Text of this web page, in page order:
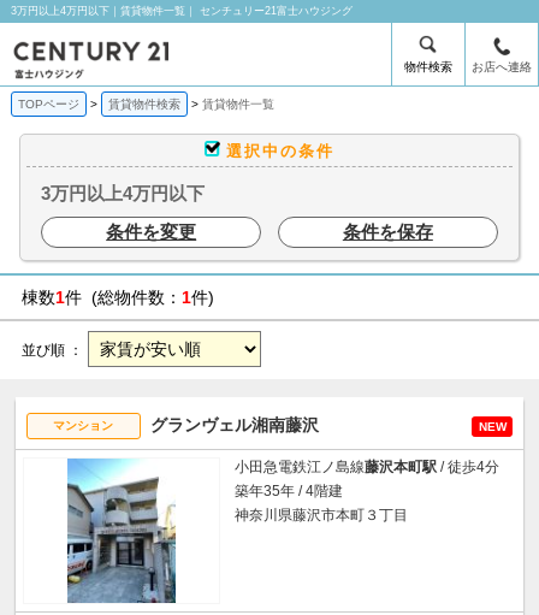
3万円以上4万円以下｜賃貸物件一覧｜ センチュリー21富士ハウジング
物件検索 お店へ連絡
TOPページ 賃貸物件検索 賃貸物件一覧
選択中の条件
3万円以上4万円以下
条件を変更
条件を保存
棟数1件 (総物件数： 1件)
並び順 ：
マンション グランヴェル湘南藤沢 NEW
小田急電鉄江ノ島線藤沢本町駅 / 徒歩4分
築年35年 / 4階建
神奈川県藤沢市本町３丁目